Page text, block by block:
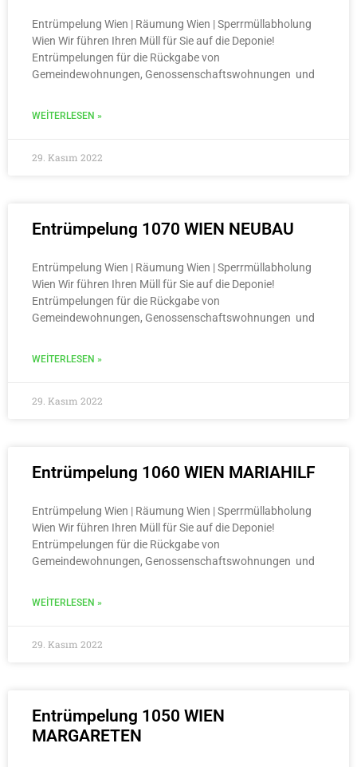
Entrümpelung Wien | Räumung Wien | Sperrmüllabholung
Wien Wir führen Ihren Müll für Sie auf die Deponie!
Entrümpelungen für die Rückgabe von
Gemeindewohnungen, Genossenschaftswohnungen und
WEITERLESEN »
29. Kasım 2022
Entrümpelung 1070 WIEN NEUBAU
Entrümpelung Wien | Räumung Wien | Sperrmüllabholung
Wien Wir führen Ihren Müll für Sie auf die Deponie!
Entrümpelungen für die Rückgabe von
Gemeindewohnungen, Genossenschaftswohnungen und
WEITERLESEN »
29. Kasım 2022
Entrümpelung 1060 WIEN MARIAHILF
Entrümpelung Wien | Räumung Wien | Sperrmüllabholung
Wien Wir führen Ihren Müll für Sie auf die Deponie!
Entrümpelungen für die Rückgabe von
Gemeindewohnungen, Genossenschaftswohnungen und
WEITERLESEN »
29. Kasım 2022
Entrümpelung 1050 WIEN
MARGARETEN